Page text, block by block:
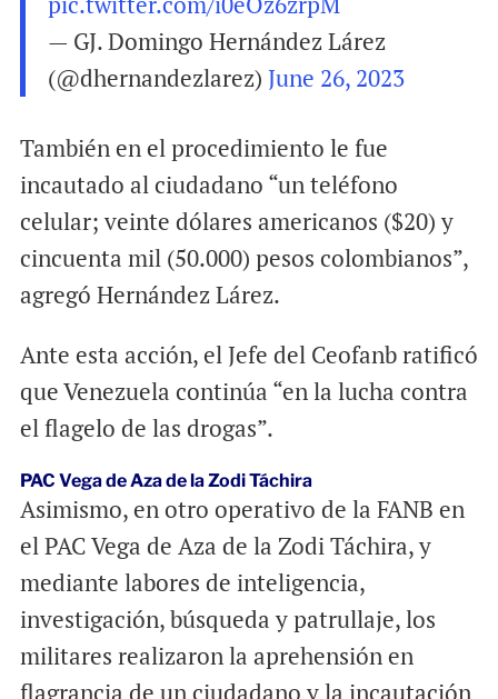
— GJ. Domingo Hernández Lárez
(@dhernandezlarez) June 26, 2023
También en el procedimiento le fue
incautado al ciudadano “un teléfono
celular; veinte dólares americanos ($20) y
cincuenta mil (50.000) pesos colombianos”,
agregó Hernández Lárez.
Ante esta acción, el Jefe del Ceofanb ratificó
que Venezuela continúa “en la lucha contra
el flagelo de las drogas”.
PAC Vega de Aza de la Zodi Táchira
Asimismo, en otro operativo de la FANB en
el PAC Vega de Aza de la Zodi Táchira, y
mediante labores de inteligencia,
investigación, búsqueda y patrullaje, los
militares realizaron la aprehensión en